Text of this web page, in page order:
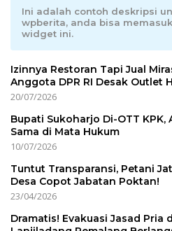
Ini adalah contoh deskripsi
wpberita, anda bisa
widget ini.
Izinnya Restoran Tapi Jual
Anggota DPR RI Desak Outlet
20/07/2026
Bupati Sukoharjo Di-OTT KPK,
Sama di Mata Hukum
10/07/2026
Tuntut Transparansi, Petani
Desa Copot Jabatan Poktan!
23/04/2026
Dramatis! Evakuasi Jasad Pria